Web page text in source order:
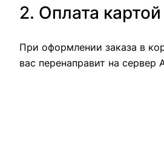
2. Оплата картой
При оформлении заказа в
вас перенаправит на